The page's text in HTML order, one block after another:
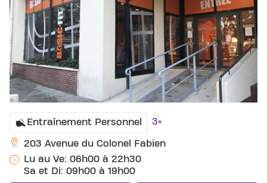
Entraînement Personnel 3+
203 Avenue du Colonel Fabien
Lu au Ve: 06h00 à 22h30
Sa et Di: 09h00 à 19h00